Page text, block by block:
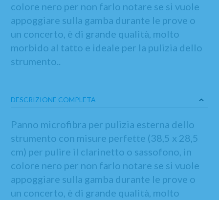
colore nero per non farlo notare se si vuole
appoggiare sulla gamba durante le prove o
un concerto, è di grande qualità, molto
morbido al tatto e ideale per la pulizia dello
strumento..
DESCRIZIONE COMPLETA
Panno microfibra per pulizia esterna dello
strumento con misure perfette (38,5 x 28,5
cm) per pulire il clarinetto o sassofono, in
colore nero per non farlo notare se si vuole
appoggiare sulla gamba durante le prove o
un concerto, è di grande qualità, molto